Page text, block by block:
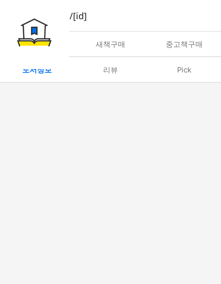
book/rent/[id]
대여 새책구매 중고책구매
도서정보 리뷰 Pick